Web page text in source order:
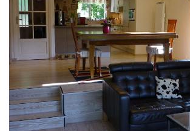
ANDILLY COEUR DE VILLAGE : Maison récente aux
comp. : séjour double 45m2, cuisine équipée, wc,
chambres, s/d'eau, sdb, wc. Au 2ème : 2 chambres,